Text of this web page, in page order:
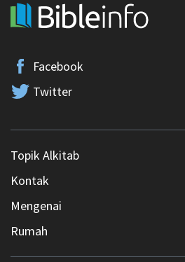
Facebook
Twitter
Topik Alkitab
Kontak
Mengenai
Rumah